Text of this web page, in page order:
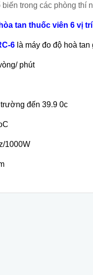
trong các phòng thí
tan thuốc viên 6 vị trí
6 là máy đo độ hoà
phút
đến 39.9 0c
1000W